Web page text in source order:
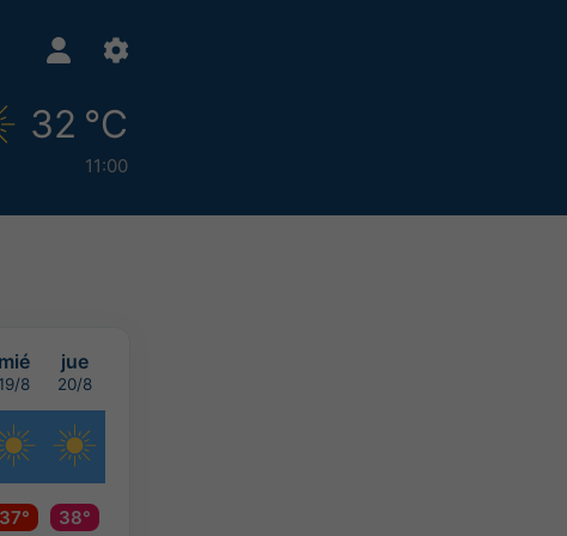
32 °C
11:00
mié jue
19/8 20/8
37°
38°